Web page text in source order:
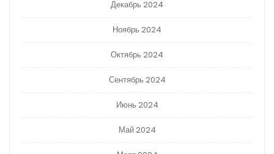
Декабрь 2024
Ноябрь 2024
Октябрь 2024
Сентябрь 2024
Июнь 2024
Май 2024